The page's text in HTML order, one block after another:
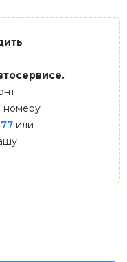
номеру
или